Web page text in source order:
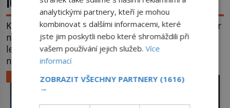
Kolo patří k nejstarším vynálezům lidstva, ale kufr
na kolečkách se objevuje až ve 20. století. Po tisíce
let lidé vláčejí těžká zavazadla v rukou, na zádech
nebo je nakládají na povozy. Stačí přitom jediný
nápad, připevnit ke kufru kolečka. Jenže právě ten
nikdo dlouho nedostane. Až jednou se na letišti
LIFESTYLE
analytickými partnery, kteří je mohou
kombinovat s dalšími informacemi, které
jste jim poskytli nebo které shromáždili při
vašem používání jejich služeb.Více
informací
ZOBRAZIT VŠECHNY PARTNERY (1616)
→